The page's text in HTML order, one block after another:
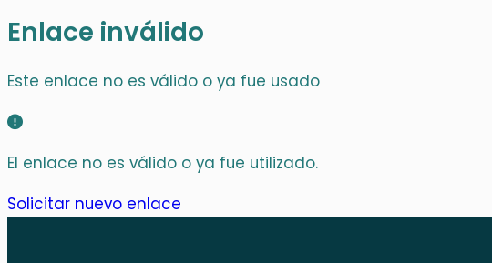
Enlace inválido
Este enlace no es válido o ya fue usado
El enlace no es válido o ya fue utilizado.
Solicitar nuevo enlace